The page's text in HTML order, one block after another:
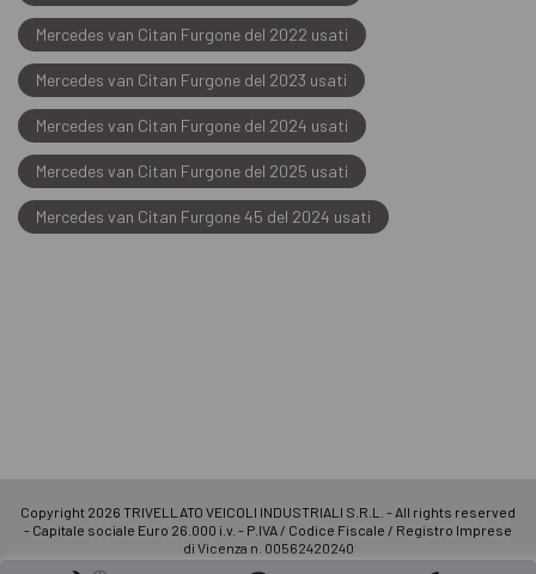
Mercedes van Citan Furgone del 2022 usati
Mercedes van Citan Furgone del 2023 usati
Mercedes van Citan Furgone del 2024 usati
Mercedes van Citan Furgone del 2025 usati
Mercedes van Citan Furgone 45 del 2024 usati
Copyright 2026 TRIVELLATO VEICOLI INDUSTRIALI S.R.L. - All rights reserved
- Capitale sociale Euro 26.000 i.v. - P.IVA / Codice Fiscale / Registro Imprese
di Vicenza n. 00562420240